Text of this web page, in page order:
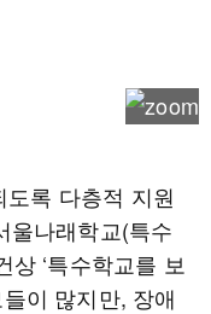
록 다층적 지원
울나래학교(특수
상 ‘특수학교를 보
이 많지만, 장애